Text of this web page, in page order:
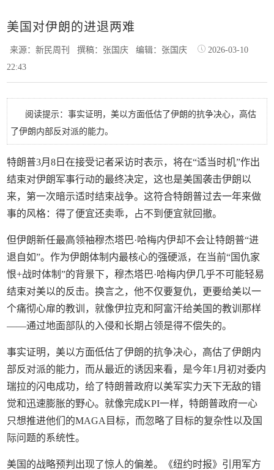
美国对伊朗的进退两难
来源：新民周刊撰稿：张国庆 编辑：张国庆
2026-03-10
22:43
阅读提示：事实证明，美以方面低估了伊朗的抗争决心，高估
了伊朗内部反对派的能力。
特朗普3月8日在接受记者采访时表示，将在“适当时机”作出
结束对伊朗军事行动的最终决定，这也是美国袭击伊朗以
来，第一次暗示适时结束战争。这符合特朗普过去一年来做
事的风格：得了便宜还卖乖，占不到便宜就回撤。
但伊朗新任最高领袖穆杰塔巴·哈梅内伊却不会让特朗普“进
退自如”。作为伊朗体制内最核心的强硬派，在当前“国仇家
恨+战时体制”的背景下，穆杰塔巴·哈梅内伊几乎不可能轻易
结束对美以的反击。换言之，他不仅要复仇，更要给美以一
个痛彻心扉的教训，就像伊拉克和阿富汗给美国的教训那样
——通过地面部队的入侵和长期占领是得不偿失的。
事实证明，美以方面低估了伊朗的抗争决心，高估了伊朗内
部反对派的能力，而从最近的诱因来看，是今年1月初对委内
瑞拉的闪电成功，给了特朗普政府以美军实力天下无敌的错
觉和迅速膨胀的野心。就像完成KPI一样，特朗普政府一心
只想推进他们的MAGA目标，而忽略了目标的复杂性以及国
际问题的系统性。
美国的战略预判出现了惊人的偏差。《纽约时报》引用军方